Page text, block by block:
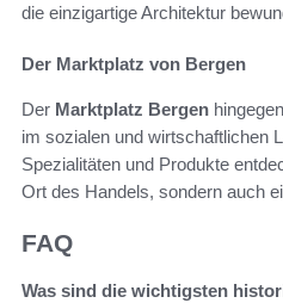
die einzigartige Architektur
Der Marktplatz von Bergen
Der Marktplatz Bergen
im sozialen und wirtschaftlichen
Spezialitäten und Produkte
Ort des Handels, sondern auch
FAQ
Was sind die wichtigsten